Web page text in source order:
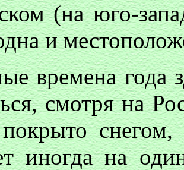
(на юго-
и
времена года
смотря на
иногда на